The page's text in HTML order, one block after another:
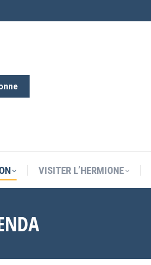
VISITER L’HERMIONE
VISITER L’HERMIONE